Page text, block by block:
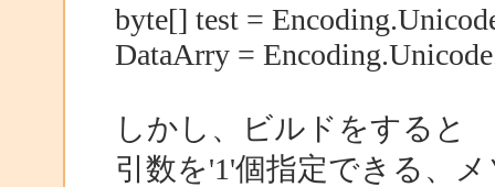
byte[] test =
DataArry =
しかし、ビルドをすると
引数を'1'個指定できる、